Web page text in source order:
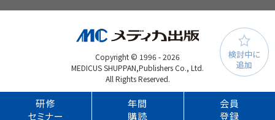
検討中に
追加
Copyright © 1996 -2026
MEDICUS SHUPPAN,Publishers Co., Ltd.
All Rights Reserved.
研修
セミナー
年間
購読
会員
登録